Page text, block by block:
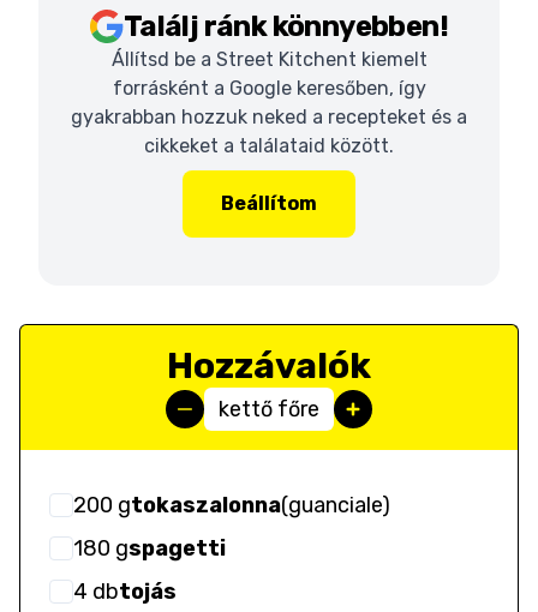
Találj ránk könnyebben!
Állítsd be a Street Kitchent kiemelt
forrásként a Google keresőben, így
gyakrabban hozzuk neked a recepteket és a
cikkeket a találataid között.
Beállítom
Hozzávalók
kettő főre
200 gtokaszalonna(guanciale)
180 gspagetti
4 dbtojás